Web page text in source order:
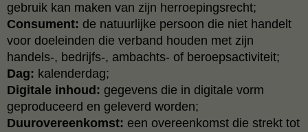
gebruik kan maken van zijn herroepingsrecht;
Consument: de natuurlijke persoon die niet handelt
voor doeleinden die verband houden met zijn
handels-, bedrijfs-, ambachts- of beroepsactiviteit;
Dag: kalenderdag;
Digitale inhoud: gegevens die in digitale vorm
geproduceerd en geleverd worden;
Duurovereenkomst: een overeenkomst die strekt tot